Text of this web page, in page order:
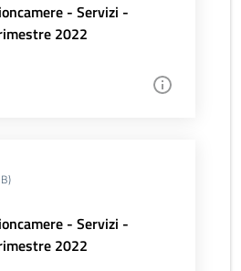
- Servizi -
2022
- Servizi -
2022